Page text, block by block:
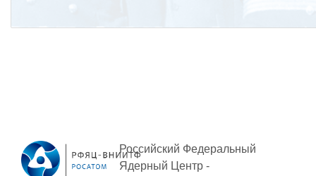
Российский Федеральный
Ядерный Центр -